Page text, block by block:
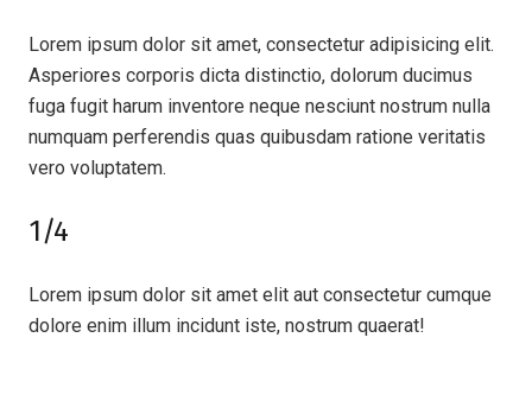
Lorem ipsum dolor sit amet, consectetur adipisicing elit.
Asperiores corporis dicta distinctio, dolorum ducimus
fuga fugit harum inventore neque nesciunt nostrum nulla
numquam perferendis quas quibusdam ratione veritatis
vero voluptatem.
1/4
Lorem ipsum dolor sit amet elit aut consectetur cumque
dolore enim illum incidunt iste, nostrum quaerat!